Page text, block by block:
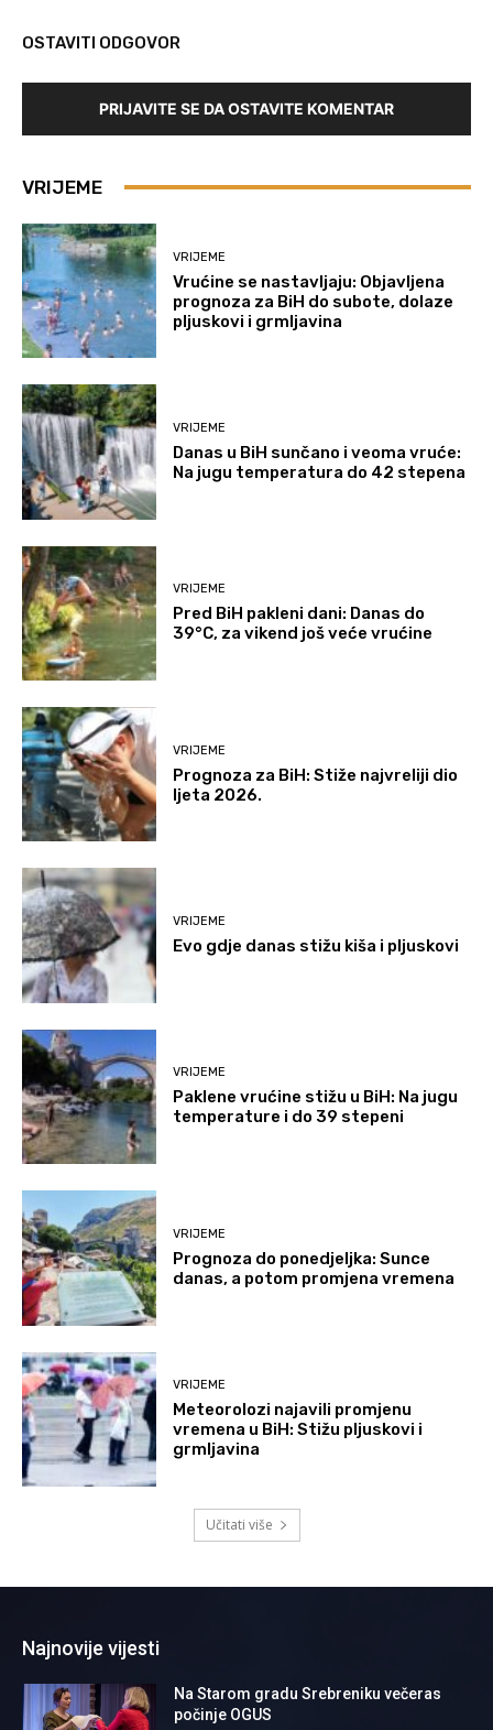
OSTAVITI ODGOVOR
PRIJAVITE SE DA OSTAVITE KOMENTAR
VRIJEME
VRIJEME
Vrućine se nastavljaju: Objavljena
prognoza za BiH do subote, dolaze
pljuskovi i grmljavina
VRIJEME
Danas u BiH sunčano i veoma vruće:
Na jugu temperatura do 42 stepena
VRIJEME
Pred BiH pakleni dani: Danas do
39°C, za vikend još veće vrućine
VRIJEME
Prognoza za BiH: Stiže najvreliji dio
ljeta 2026.
VRIJEME
Evo gdje danas stižu kiša i pljuskovi
VRIJEME
Paklene vrućine stižu u BiH: Na jugu
temperature i do 39 stepeni
VRIJEME
Prognoza do ponedjeljka: Sunce
danas, a potom promjena vremena
VRIJEME
Meteorolozi najavili promjenu
vremena u BiH: Stižu pljuskovi i
grmljavina
Učitati više
Najnovije vijesti
Na Starom gradu Srebreniku večeras
počinje OGUS